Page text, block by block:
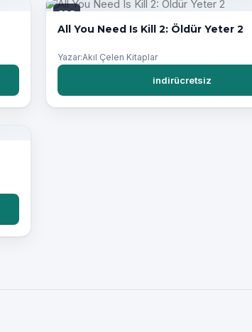
PDF
All You Need Is Kill 2: Öldür Yeter 2
Yazar:Akıl Çelen Kitaplar
indirücretsiz